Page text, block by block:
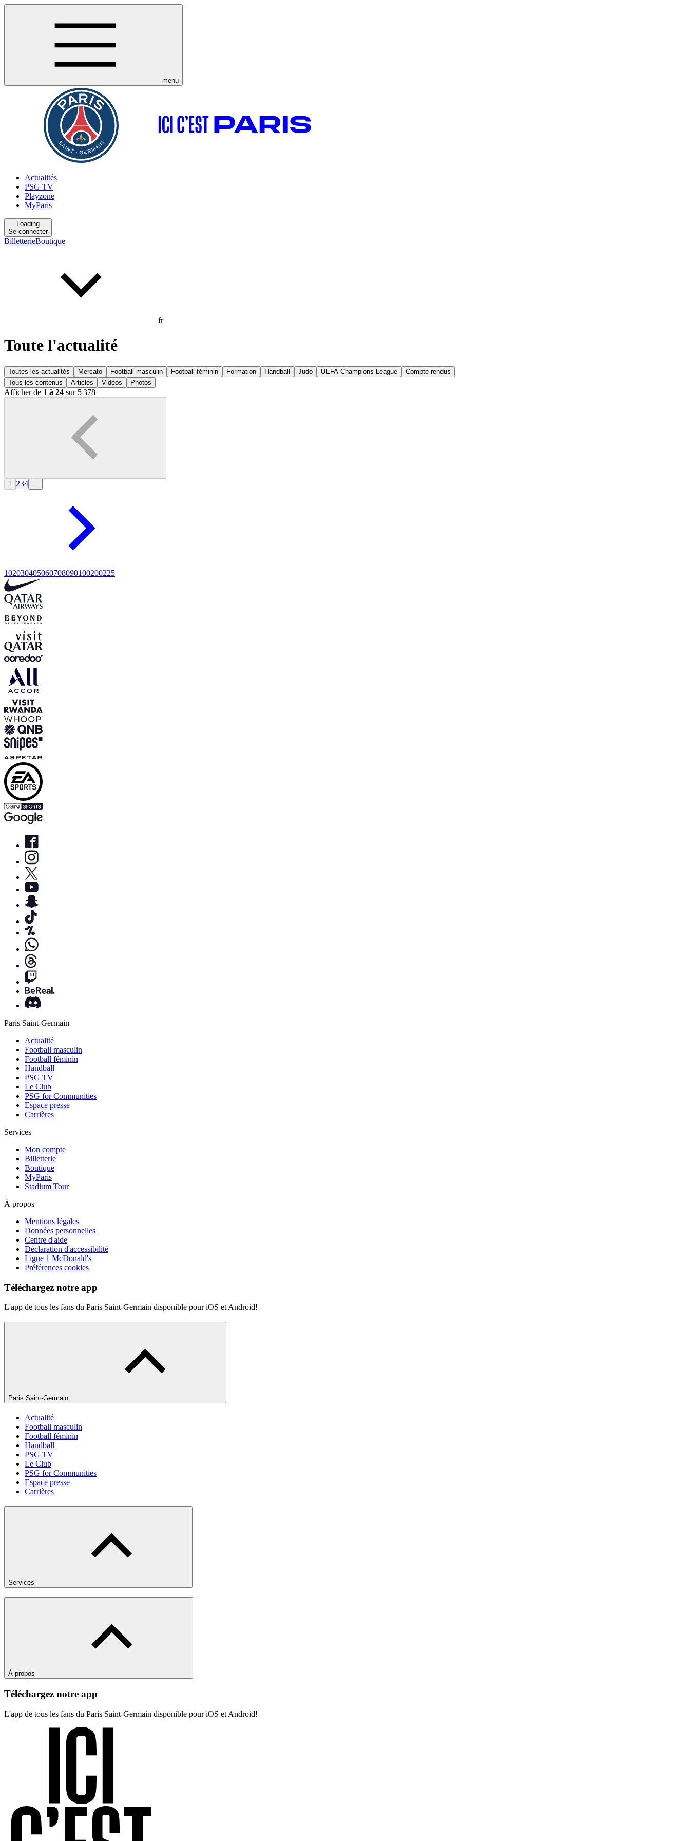
menu
Actualités
PSG TV
Playzone
MyParis
Loading
Se connecter
BilletterieBoutique
fr
Toute l'actualité
Toutes les actualités Mercato Football masculin Football féminin Formation Handball Judo UEFA Champions League
Compte-rendus
Tous les contenus
Articles Vidéos Photos
Afficher de 1 à 24 sur 5 378
1 234
102030405060708090100200225
Paris Saint-Germain
Actualité
Football masculin
Football féminin
Handball
PSG TV
Le Club
PSG for Communities
Espace presse
Carrières
Services
Mon compte
Billetterie
Boutique
MyParis
Stadium Tour
À propos
Mentions légales
Données personnelles
Centre d'aide
Déclaration d'accessibilité
Ligue 1 McDonald's
Préférences cookies
Téléchargez notre app
L'app de tous les fans du Paris Saint-Germain disponible pour iOS et Android!
Paris Saint-Germain
Actualité
Football masculin
Football féminin
Handball
PSG TV
Le Club
PSG for Communities
Espace presse
Carrières
Services
À propos
Téléchargez notre app
L'app de tous les fans du Paris Saint-Germain disponible pour iOS et Android!